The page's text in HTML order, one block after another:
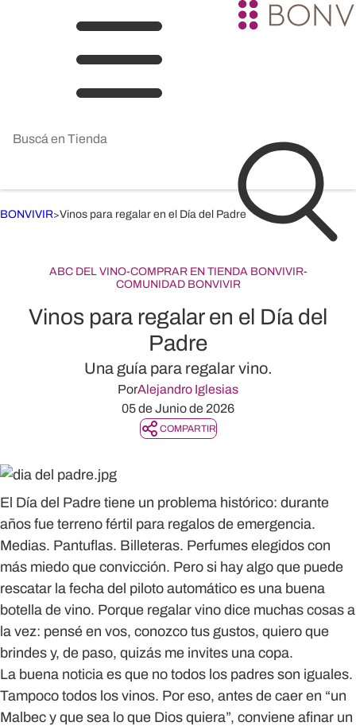
BONVIVIR>Vinos para regalar en el Día del Padre
ABC DEL VINO-COMPRAR EN TIENDA BONVIVIR-
COMUNIDAD BONVIVIR
Vinos para regalar en el Día del
Padre
Una guía para regalar vino.
PorAlejandro Iglesias
05 de Junio de 2026
COMPARTIR
El Día del Padre tiene un problema histórico: durante
años fue terreno fértil para regalos de emergencia.
Medias. Pantuflas. Billeteras. Perfumes elegidos con
más miedo que convicción. Pero si hay algo que puede
rescatar la fecha del piloto automático es una buena
botella de vino. Porque regalar vino dice muchas cosas a
la vez: pensé en vos, conozco tus gustos, quiero que
brindes y, de paso, quizás me invites una copa.
La buena noticia es que no todos los padres son iguales.
Tampoco todos los vinos. Por eso, antes de caer en “un
Malbec y que sea lo que Dios quiera”, conviene afinar un